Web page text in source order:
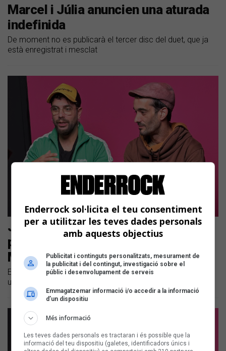
​Marcel i Júlia anuncien una aturada
indefinida
De moment no es publicarà el tercer disc del duet, que ja
està enregistrat i mesclat
Joc de mans, de literatura i de
pissares, entre Alguer Miquel i
Marcel Lázara
Els dos excantants i fundadors de Txarango participen en
un joc per descobrir fins a quin punt es coneixen
Enderrock sol·licita el teu consentiment
per a utilitzar les teves dades personals
amb aquests objectius
Publicitat i continguts personalitzats, mesurament de
la publicitat i del contingut, investigació sobre el
públic i desenvolupament de serveis
Emmagatzemar informació i/o accedir a la informació
d’un dispositiu
Més informació
Les teves dades personals es tractaran i és possible que la
informació del teu dispositiu (galetes, identificadors únics i